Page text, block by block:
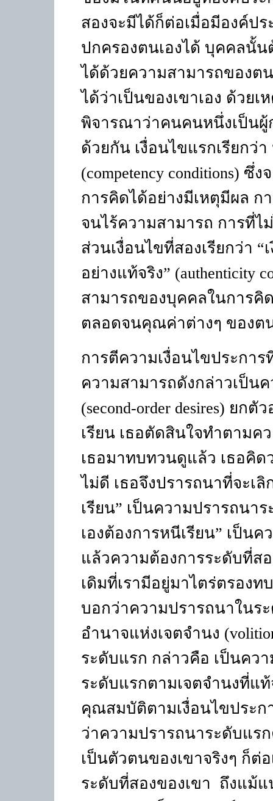
สองจะมีได้ก็ต่อเมื่อมีองค์ป
ปกครองตนเองได้ บุคคลนั้น
ได้ด้วยความสามารถของต
ได้ว่าเป็นของเขาเอง ด้วย
พิจารณาว่าคนคนหนึ่งเป็นผู้
ด้วยกัน เงื่อนไขแรกเรียกว่า
(competency conditions) ซึ่ง
การคิดได้อย่างมีเหตุมีผล ก
จนไร้ความสามารถ การที่ไ
ส่วนเงื่อนไขที่สองเรียกว่า “
อย่างแท้จริง” (authenticity
สามารถของบุคคลในการคิ
ตลอดจนคุณค่าต่างๆ ของต
การตีความเงื่อนไขประกา
ความสามารถดังกล่าวเป็น
(second-order desires) ยกตัว
เรียน เธอตัดสินใจทำตามค
เธอมาทบทวนดูแล้ว เธอคิ
ไม่ดี เธอจึงปรารถนาที่จะเ
เรียน” เป็นความปรารถนา
เองต้องการหนีเรียน” เป็นค
แล้วความต้องการระดับที่ส
เดิมที่เรามีอยู่มาไตร่ตรอง
บอกว่าความปรารถนาในร
อำนาจแห่งเจตจำนง (
ระดับแรก กล่าวคือ เป็นคว
ระดับแรกตามเจตจำนงที่แ
คุณสมบัติตามเงื่อนไขประ
ว่าความปรารถนาระดับแร
เป็นตัวตนของเขาจริงๆ ก็
ระดับที่สองของเขา ถึงแม้